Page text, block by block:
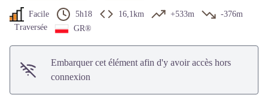
Facile 5h18 16,1km +533m
-376m
Traversée
GR®
Embarquer cet élément afin d'y avoir accès hors
connexion